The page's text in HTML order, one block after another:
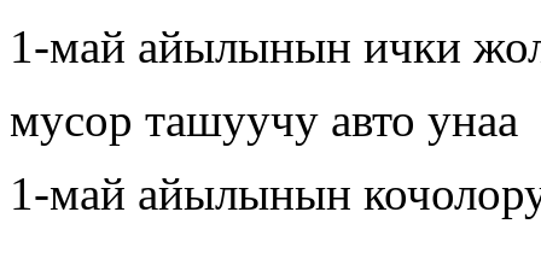
1-май айылынын ички
мусор ташуучу авто унаа
1-май айылынын